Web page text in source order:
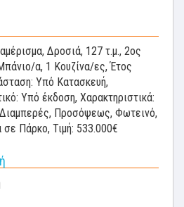
Δροσιά, 127 τ.μ., 2ος
α, 1 Κουζίνα/ες, Έτος
Υπό Κατασκευή,
Υπό έκδοση, Χαρακτηριστικά:
Προσόψεως, Φωτεινό,
Πάρκο, Τιμή: 533.000€